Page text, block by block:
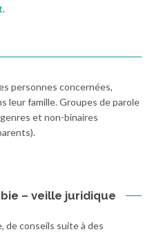
.
personnes concernées,
leur famille. Groupes de parole
et non-binaires
– veille juridique
de conseils suite à des